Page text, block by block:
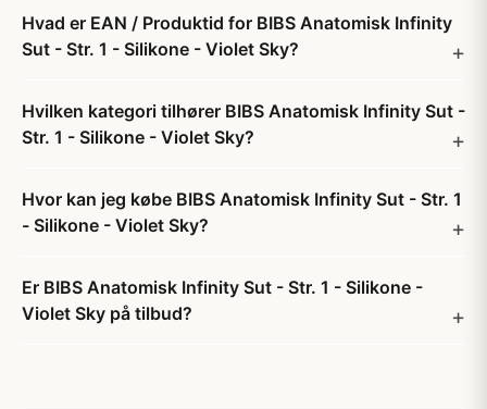
Hvad er EAN / Produktid for BIBS Anatomisk Infinity
Sut - Str. 1 - Silikone - Violet Sky?
Hvilken kategori tilhører BIBS Anatomisk Infinity Sut -
Str. 1 - Silikone - Violet Sky?
Hvor kan jeg købe BIBS Anatomisk Infinity Sut - Str. 1
- Silikone - Violet Sky?
Er BIBS Anatomisk Infinity Sut - Str. 1 - Silikone -
Violet Sky på tilbud?